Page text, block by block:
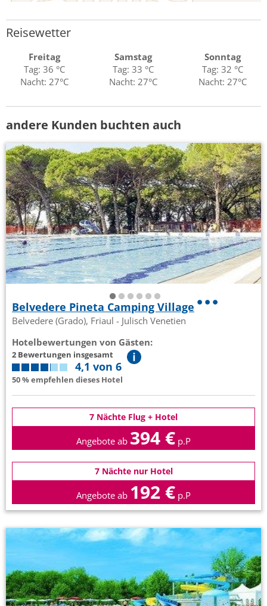
Reisewetter
Freitag
Tag: 36 °C
Nacht: 27°C
Samstag
Tag: 33 °C
Nacht: 27°C
Sonntag
Tag: 32 °C
Nacht: 27°C
andere Kunden buchten auch
Belvedere Pineta Camping Village
Belvedere (Grado), Friaul - Julisch Venetien
Hotelbewertungen von Gästen:
2 Bewertungen insgesamt
4,1 von 6
50 % empfehlen dieses Hotel
7 Nächte Flug + Hotel
Angebote ab 394 € p.P
7 Nächte nur Hotel
Angebote ab 192 € p.P